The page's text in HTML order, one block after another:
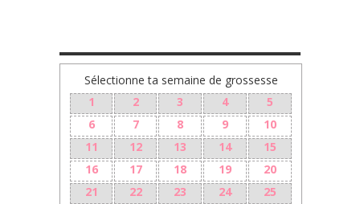
Sélectionne ta semaine de grossesse
1
2 3 4
5
6
7 8 9
10
11
12 13 14
15
16
17 18 19
20
21
22 23 24
25